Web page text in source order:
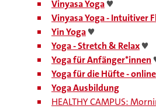
Vinyasa Yoga♥
Vinyasa Yoga - Intuitiver
Yin Yoga♥
Yoga - Stretch & Relax♥
Yoga für Anfänger*innen
Yoga für die Hüfte - online
Yoga Ausbildung
HEALTHY CAMPUS: